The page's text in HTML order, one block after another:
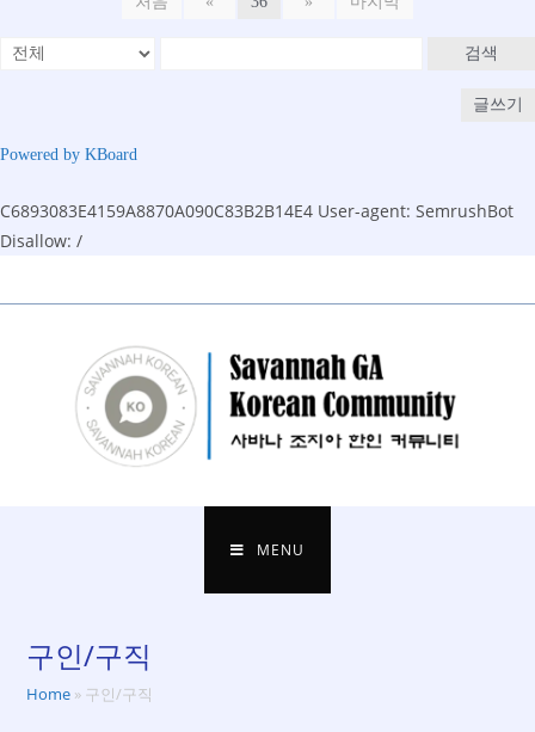
검색
글쓰기
Powered by KBoard
C6893083E4159A8870A090C83B2B14E4 User-agent: SemrushBot
Disallow: /
to
MENU
구인/구직
Home » 구인/구직